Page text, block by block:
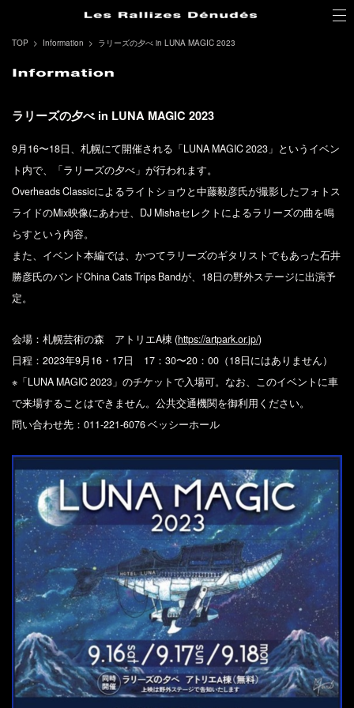
TOP Information ラリーズの夕べ in LUNA MAGIC 2023
ラリーズの夕べ in LUNA MAGIC 2023
9月16〜18日、札幌にて開催される「LUNA MAGIC 2023」というイベン
ト内で、「ラリーズの夕べ」が行われます。
Overheads Classicによるライトショウと中藤毅彦氏が撮影したフォトス
ライドのMix映像にあわせ、DJ Mishaセレクトによるラリーズの曲を鳴
らすという内容。
また、イベント本編では、かつてラリーズのギタリストでもあった石井
勝彦氏のバンドChina Cats Trips Bandが、18日の野外ステージに出演予
定。
会場：札幌芸術の森 アトリエA棟 (https://artpark.or.jp/)
日程：2023年9月16・17日 17：30〜20：00（18日にはありません）
※「LUNA MAGIC 2023」のチケットで入場可。なお、このイベントに車
で来場することはできません。公共交通機関を御利用ください。
問い合わせ先：011-221-6076 ベッシーホール